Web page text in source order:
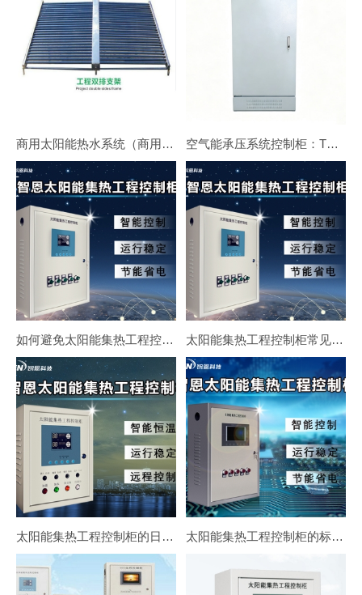
商用太阳能热水系统（商用太阳能热水器） 空气能承压系统控制柜：TCC01-380V-168KW
如何避免太阳能集热工程控制柜出现安全隐患 太阳能集热工程控制柜常见的安全隐患有哪些？
太阳能集热工程控制柜的日常维护和保养方法 太阳能集热工程控制柜的标准安装步骤